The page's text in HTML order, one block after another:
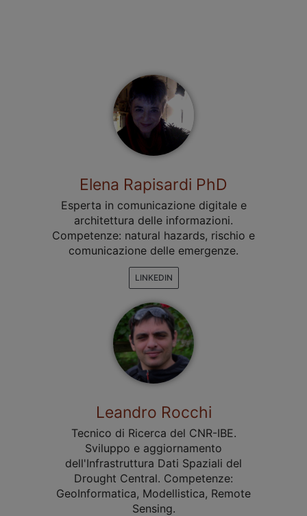
Leandro Rocchi
Tecnico di Ricerca del CNR-IBE.
Sviluppo e aggiornamento
dell'Infrastruttura Dati Spaziali del
Drought Central. Competenze:
GeoInformatica, Modellistica, Remote
Sensing.
Elena Rapisardi PhD
Esperta in comunicazione digitale e
architettura delle informazioni.
Competenze: natural hazards, rischio e
comunicazione delle emergenze.
LINKEDIN